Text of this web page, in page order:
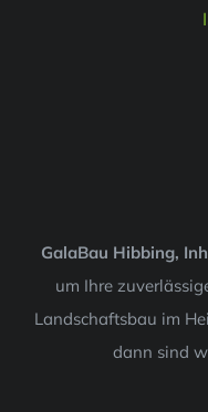
GalaBau Hibbing,
um Ihre
Landschaftsbau im
dann sind